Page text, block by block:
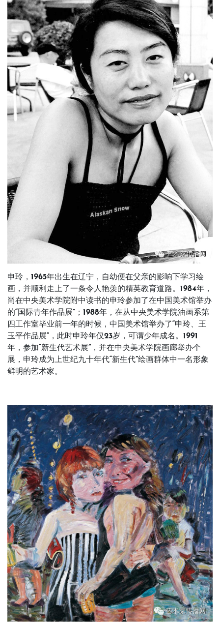
申玲，1965年出生在辽宁，自幼便在父亲的影响下学习绘
画，并顺利走上了一条令人艳羡的精英教育道路。1984年，
尚在中央美术学院附中读书的申玲参加了在中国美术馆举办
的“国际青年作品展”；1988年，在从中央美术学院油画系第
四工作室毕业前一年的时候，中国美术馆举办了“申玲、王
玉平作品展”，此时申玲年仅23岁，可谓少年成名。1991
年，参加“新生代艺术展”，并在中央美术学院画廊举办个
展，申玲成为上世纪九十年代“新生代”绘画群体中一名形象
鲜明的艺术家。